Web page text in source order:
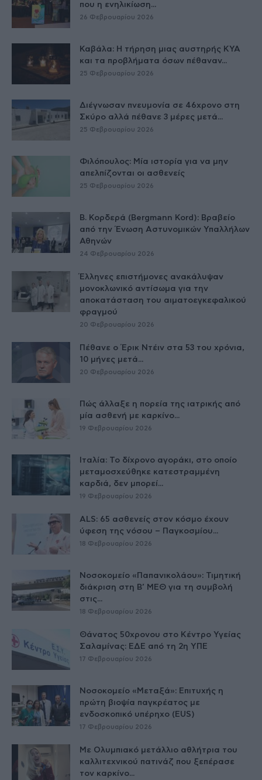
που η ενηλικίωση...
26 Φεβρουαρίου 2026
Καβάλα: Η τήρηση μιας αυστηρής ΚΥΑ
και τα προβλήματα όσων πέθαναν...
25 Φεβρουαρίου 2026
Διέγνωσαν πνευμονία σε 46χρονο στη
Σκύρο αλλά πέθανε 3 μέρες μετά...
25 Φεβρουαρίου 2026
Φιλόπουλος: Μία ιστορία για να μην
απελπίζονται οι ασθενείς
25 Φεβρουαρίου 2026
Β. Κορδερά (Bergmann Kord): Βραβείο
από την Ένωση Αστυνομικών Υπαλλήλων
Αθηνών
24 Φεβρουαρίου 2026
Έλληνες επιστήμονες ανακάλυψαν
μονοκλωνικό αντίσωμα για την
αποκατάσταση του αιματοεγκεφαλικού
φραγμού
20 Φεβρουαρίου 2026
Πέθανε ο Έρικ Ντέιν στα 53 του χρόνια,
10 μήνες μετά...
20 Φεβρουαρίου 2026
Πώς άλλαξε η πορεία της ιατρικής από
μία ασθενή με καρκίνο...
19 Φεβρουαρίου 2026
Ιταλία: Το δίχρονο αγοράκι, στο οποίο
μεταμοσχεύθηκε κατεστραμμένη
καρδιά, δεν μπορεί...
19 Φεβρουαρίου 2026
ALS: 65 ασθενείς στον κόσμο έχουν
ύφεση της νόσου – Παγκοσμίου...
18 Φεβρουαρίου 2026
Νοσοκομείο «Παπανικολάου»: Τιμητική
διάκριση στη Β’ ΜΕΘ για τη συμβολή
στις...
18 Φεβρουαρίου 2026
Θάνατος 50χρονου στο Κέντρο Υγείας
Σαλαμίνας: ΕΔΕ από τη 2η ΥΠΕ
17 Φεβρουαρίου 2026
Νοσοκομείο «Μεταξά»: Επιτυχής η
πρώτη βιοψία παγκρέατος με
ενδοσκοπικό υπέρηχο (EUS)
17 Φεβρουαρίου 2026
Με Ολυμπιακό μετάλλιο αθλήτρια του
καλλιτεχνικού πατινάζ που ξεπέρασε
τον καρκίνο...